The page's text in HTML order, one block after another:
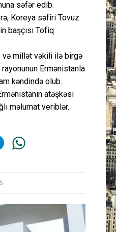
Peşə etikası
səfər edib.
Koreya səfiri Tovuz
başçısı Tofiq
və millət vəkili ilə birgə
Ermənistanla
kəndində olub.
atəşkəsi
məlumat veriblər.